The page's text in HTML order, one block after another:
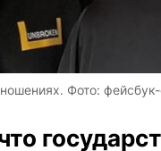
Фото: